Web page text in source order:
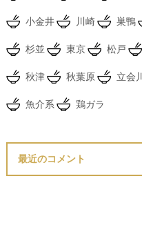
小金井 川崎 巣鴨
杉並 東京 松戸
秋津 秋葉原 立会川
魚介系 鶏ガラ
最近のコメント